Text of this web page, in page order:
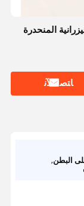
المنحدرة
ﺎﺘﺼﻟ ﺍﻶﻧ
البطن,